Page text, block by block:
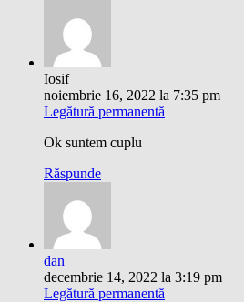
Iosif
noiembrie 16, 2022 la 7:35 pm
Legătură permanentă
Ok suntem cuplu
Răspunde
dan
decembrie 14, 2022 la 3:19 pm
Legătură permanentă